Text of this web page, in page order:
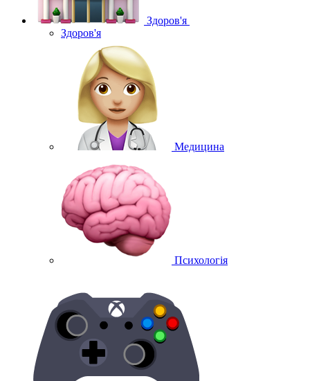
Здоров'я
Здоров'я
Медицина
Психологія